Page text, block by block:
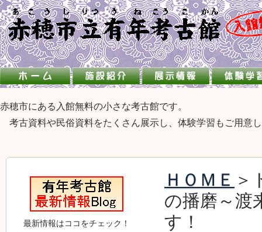
赤穂市にある入館無料の小さな考古館です。
考古資料や民俗資料をたくさん展示し、体験学習もご用意
ＨＯＭＥ ＞
の播磨～渡
す！
最新情報はココをチェック！